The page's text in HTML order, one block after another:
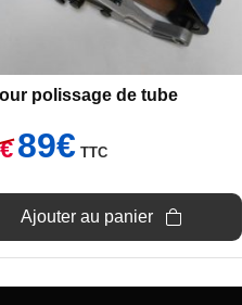
polissage de tube
€
Le
prix
était :
89€prix
est :
TTC
Ajouter au panier